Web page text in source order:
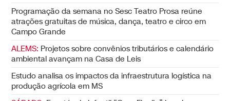
Programação da semana no Sesc Teatro Prosa reúne
atrações gratuitas de música, dança, teatro e circo em
Campo Grande
ALEMS: Projetos sobre convênios tributários e calendário
ambiental avançam na Casa de Leis
Estudo analisa os impactos da infraestrutura logística na
produção agrícola em MS